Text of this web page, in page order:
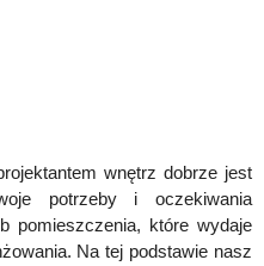
wnętrz dobrze jest
potrzeby i oczekiwania
pomieszczenia, które wydaje
Na tej podstawie nasz